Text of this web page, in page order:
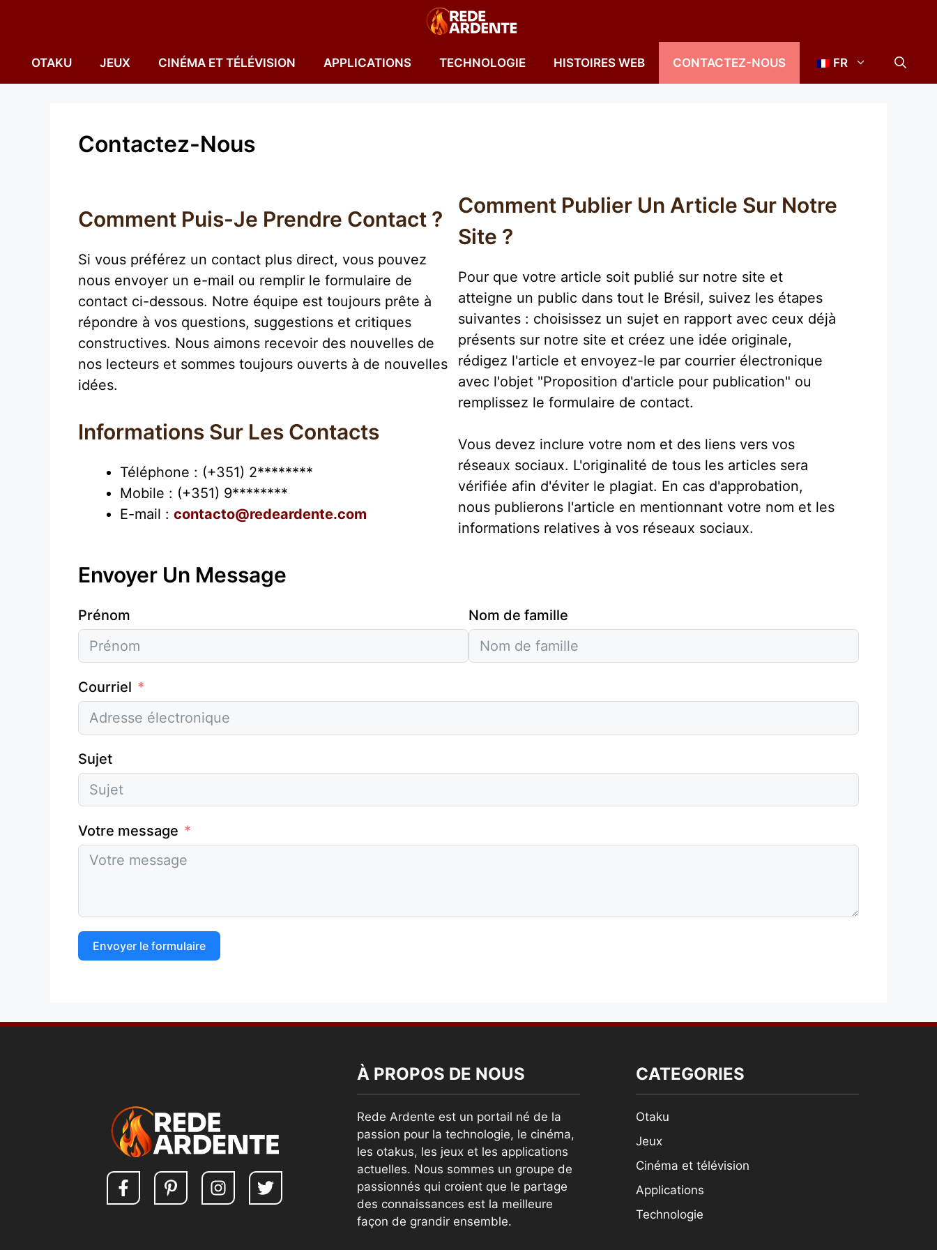
OTAKU JEUX CINÉMA ET TÉLÉVISION APPLICATIONS TECHNOLOGIE HISTOIRES WEB CONTACTEZ-NOUS FR
Contactez-Nous
Comment Puis-Je Prendre Contact ?
Si vous préférez un contact plus direct, vous pouvez
nous envoyer un e-mail ou remplir le formulaire de
contact ci-dessous. Notre équipe est toujours prête à
répondre à vos questions, suggestions et critiques
constructives. Nous aimons recevoir des nouvelles de
nos lecteurs et sommes toujours ouverts à de nouvelles
idées.
Informations Sur Les Contacts
Téléphone : (+351) 2********
Mobile : (+351) 9********
E-mail : contacto@redeardente.com
Comment Publier Un Article Sur Notre
Site ?
Pour que votre article soit publié sur notre site et
atteigne un public dans tout le Brésil, suivez les étapes
suivantes : choisissez un sujet en rapport avec ceux déjà
présents sur notre site et créez une idée originale,
rédigez l'article et envoyez-le par courrier électronique
avec l'objet "Proposition d'article pour publication" ou
remplissez le formulaire de contact.
Vous devez inclure votre nom et des liens vers vos
réseaux sociaux. L'originalité de tous les articles sera
vérifiée afin d'éviter le plagiat. En cas d'approbation,
nous publierons l'article en mentionnant votre nom et les
informations relatives à vos réseaux sociaux.
Envoyer Un Message
Prénom Nom de famille
Courriel
Sujet
Votre message
Envoyer le formulaire
À PROPOS DE NOUS
Rede Ardente est un portail né de la
passion pour la technologie, le cinéma,
les otakus, les jeux et les applications
actuelles. Nous sommes un groupe de
passionnés qui croient que le partage
des connaissances est la meilleure
façon de grandir ensemble.
CATEGORIES
Otaku
Jeux
Cinéma et télévision
Applications
Technologie